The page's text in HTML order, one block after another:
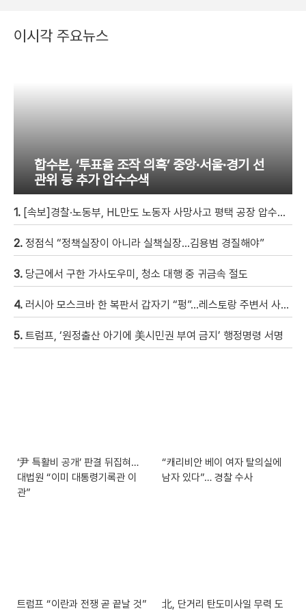
이시각 주요뉴스
합수본, ‘투표율 조작 의혹’ 중앙·서울·경기 선
관위 등 추가 압수수색
1. [속보]경찰·노동부, HL만도 노동자 사망사고 평택 공장 압수수색
2. 정점식 “정책실장이 아니라 실책실장…김용범 경질해야”
3. 당근에서 구한 가사도우미, 청소 대행 중 귀금속 절도
4. 러시아 모스크바 한 복판서 갑자기 “펑”…레스토랑 주변서 사제 폭탄 폭발해 20여 명 사상 [현장영상]
5. 트럼프, ‘원정출산 아기에 美시민권 부여 금지’ 행정명령 서명
‘尹 특활비 공개’ 판결 뒤집혀…
대법원 “이미 대통령기록관 이
관”
“캐리비안 베이 여자 탈의실에
남자 있다”… 경찰 수사
트럼프 “이란과 전쟁 곧 끝날 것”
北, 단거리 탄도미사일 무력 도